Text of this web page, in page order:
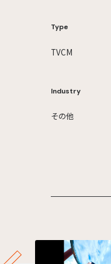
Type
TVCM
Industry
その他